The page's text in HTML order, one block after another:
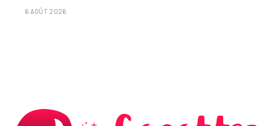
6 AOÛT 2026